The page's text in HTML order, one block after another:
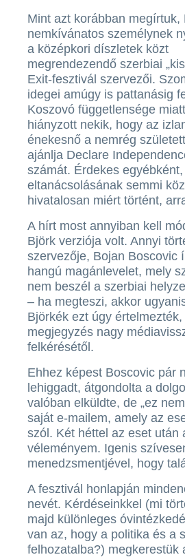
Mint azt korábban megírtuk,
nemkívánatos személynek
a középkori díszletek közt
megrendezendő szerbiai
Exit-fesztivál szervezői.
idegei amúgy is pattanásig
Koszovó függetlensége
hiányzott nekik, hogy az
énekesnő a nemrég
ajánlja Declare
számát. Érdekes
eltanácsolásának semmi
hivatalosan miért történt,
A hírt most annyiban kell
Björk verziója volt. Annyi
szervezője, Bojan Boscovic
hangú magánlevelet, mely
nem beszél a szerbiai
– ha megteszi, akkor
Björkék ezt úgy
megjegyzés nagy
felkérésétől.
Ehhez képest Boscovic pár
lehiggadt, átgondolta a
valóban elküldte, de „ez
saját e-mailem, amely az
szól. Két héttel az eset után
véleményem. Igenis
menedzsmentjével, hogy
A fesztivál honlapján
nevét. Kérdéseinkkel (mi
majd különleges
van az, hogy a politika és a
felhozatalba?) megkerestük